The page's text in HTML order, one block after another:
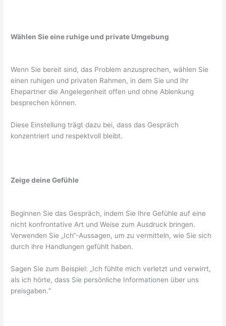
Wählen Sie eine ruhige und private Umgebung
Wenn Sie bereit sind, das Problem anzusprechen, wählen Sie
einen ruhigen und privaten Rahmen, in dem Sie und Ihr
Ehepartner die Angelegenheit offen und ohne Ablenkung
besprechen können.
Diese Einstellung trägt dazu bei, dass das Gespräch
konzentriert und respektvoll bleibt.
Zeige deine Gefühle
Beginnen Sie das Gespräch, indem Sie Ihre Gefühle auf eine
nicht konfrontative Art und Weise zum Ausdruck bringen.
Verwenden Sie „Ich“-Aussagen, um zu vermitteln, wie Sie sich
durch ihre Handlungen gefühlt haben.
Sagen Sie zum Beispiel: „Ich fühlte mich verletzt und verwirrt,
als ich hörte, dass Sie persönliche Informationen über uns
preisgaben.“